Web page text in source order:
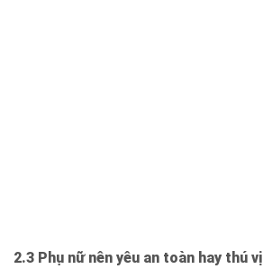
2.3 Phụ nữ nên yêu an toàn hay thú vị